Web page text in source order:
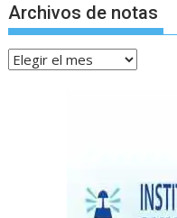
Archivos de notas
Archivos